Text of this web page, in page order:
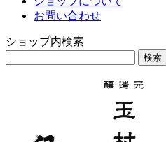
お問い合わせ
ショップ内検索